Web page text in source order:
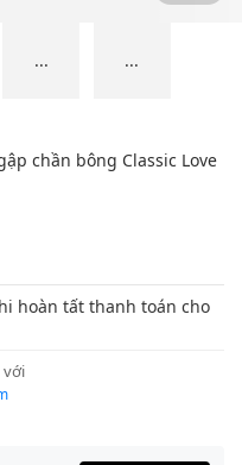
... ...
chần bông Classic Love
hoàn tất thanh toán cho
với